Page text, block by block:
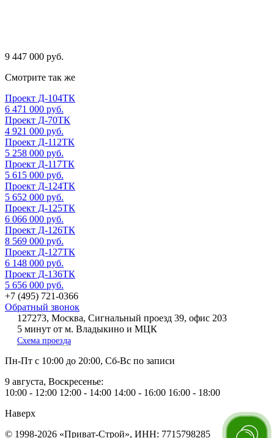
9 447 000 руб.
Смотрите так же
Проект Д-104ТК
6 471 000 руб.
Проект Д-70ТК
4 921 000 руб.
Проект Д-112ТК
5 258 000 руб.
Проект Д-117ТК
5 615 000 руб.
Проект Д-124ТК
5 652 000 руб.
Проект Д-125ТК
6 066 000 руб.
Проект Д-126ТК
8 569 000 руб.
Проект Д-127ТК
6 148 000 руб.
Проект Д-136ТК
5 656 000 руб.
+7 (495) 721-0366
Обратный звонок
127273, Москва, Сигнальный проезд 39, офис 203
5 минут от м. Владыкино и МЦК
Схема проезда
Пн-Пт с 10:00 до 20:00, Сб-Вс по записи
9 августа, Воскресенье:
10:00 - 12:00 12:00 - 14:00 14:00 - 16:00 16:00 - 18:00
Наверх
© 1998-2026 «Приват-Строй», ИНН: 7715798285